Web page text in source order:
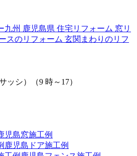
ッシ） （9 時～17）
窓施工例
ドア施工例